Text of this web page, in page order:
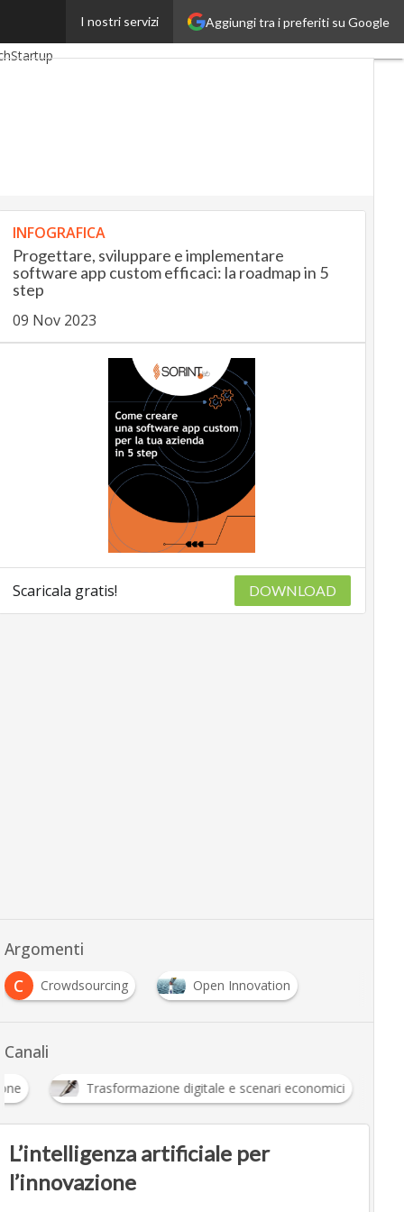
Aggiungi tra i preferiti su Google
I nostri servizi
InsuranceUp
Startup
INFOGRAFICA
Progettare, sviluppare e implementare
software app custom efficaci: la roadmap in 5
step
09 Nov 2023
Scaricala gratis! DOWNLOAD
Argomenti
C
Crowdsourcing Open Innovation
Canali
Trasformazione digitale e scenari economici
L’intelligenza artificiale per
l’innovazione